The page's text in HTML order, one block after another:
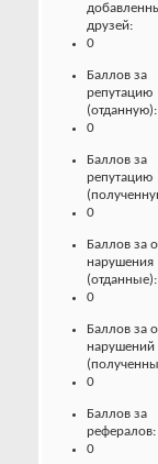
друзей:
0
Баллов за
репутацию
(отданную):
0
Баллов за
репутацию
0
Баллов за
нарушения
(отданные):
0
Баллов за
нарушений
0
Баллов за
рефералов:
0